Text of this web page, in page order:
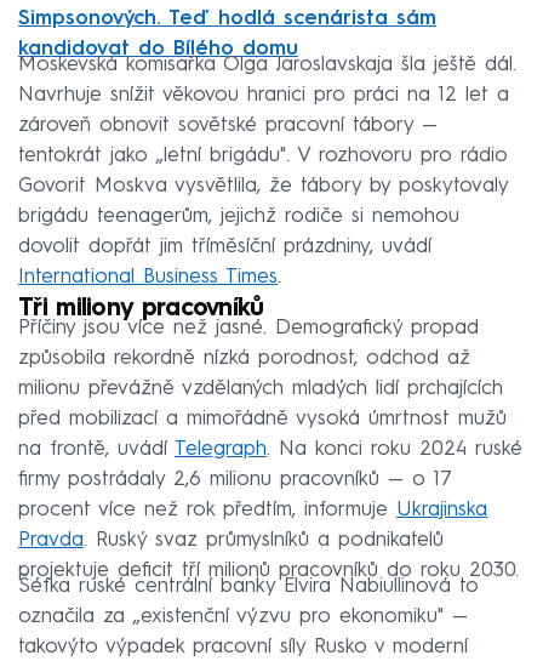
Simpsonových. Teď hodlá scenárista sám
kandidovat do Bílého domu
Moskevská komisařka Olga Jaroslavskaja šla ještě dál.
Navrhuje snížit věkovou hranici pro práci na 12 let a
zároveň obnovit sovětské pracovní tábory —
tentokrát jako „letní brigádu". V rozhovoru pro rádio
Govorit Moskva vysvětlila, že tábory by poskytovaly
brigádu teenagerům, jejichž rodiče si nemohou
dovolit dopřát jim tříměsíční prázdniny, uvádí
International Business Times.
Tři miliony pracovníků
Příčiny jsou více než jasné. Demografický propad
způsobila rekordně nízká porodnost, odchod až
milionu převážně vzdělaných mladých lidí prchajících
před mobilizací a mimořádně vysoká úmrtnost mužů
na frontě, uvádí Telegraph. Na konci roku 2024 ruské
firmy postrádaly 2,6 milionu pracovníků — o 17
procent více než rok předtím, informuje Ukrajinska
Pravda. Ruský svaz průmyslníků a podnikatelů
projektuje deficit tří milionů pracovníků do roku 2030.
Šéfka ruské centrální banky Elvira Nabiullinová to
označila za „existenční výzvu pro ekonomiku" —
takovýto výpadek pracovní síly Rusko v moderní